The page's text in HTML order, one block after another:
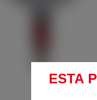
ESTA